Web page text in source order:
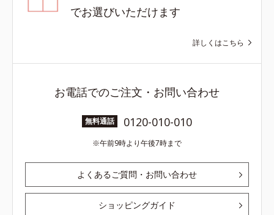
でお選びいただけます
詳しくはこちら
お電話でのご注文・お問い合わせ
無料通話 0120-010-010
午前9時より午後7時まで
よくあるご質問・お問い合わせ
ショッピングガイド